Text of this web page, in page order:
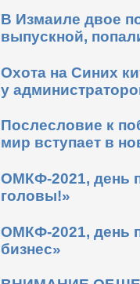
В Измаиле двое
выпускной,
Охота на Синих
у
Послесловие к
мир вступает в
ОМКФ-2021, день
головы!»
ОМКФ-2021, день
бизнес»